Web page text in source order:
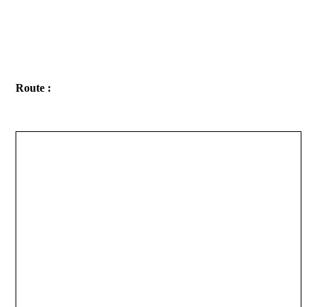
Route :